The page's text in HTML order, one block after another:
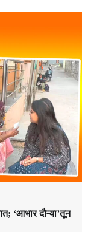
‘आभार दौऱ्या’तून